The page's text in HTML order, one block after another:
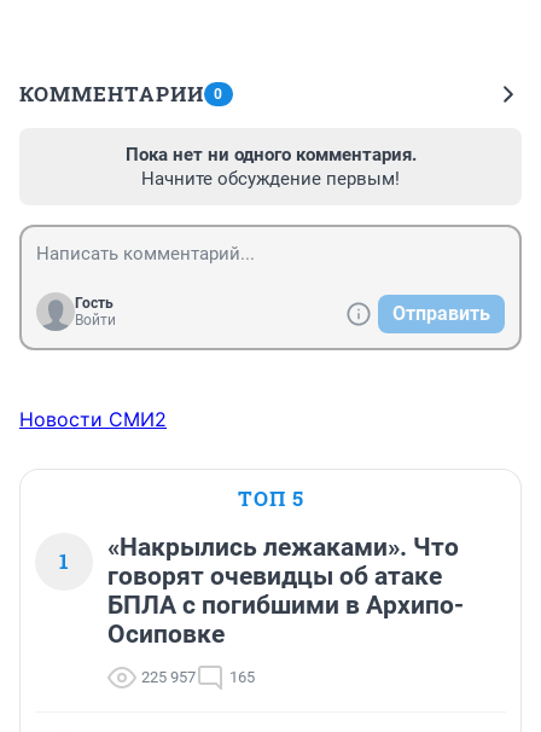
КОММЕНТАРИИ 0
Пока нет ни одного комментария.
Начните обсуждение первым!
Гость
Войти
Отправить
Новости СМИ2
ТОП 5
1
«Накрылись лежаками». Что
говорят очевидцы об атаке
БПЛА с погибшими в Архипо-
Осиповке
225 957 165